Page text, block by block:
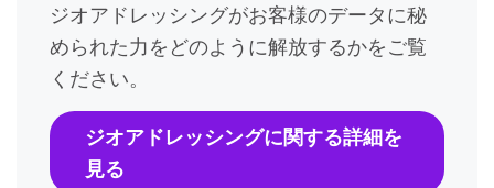
ジオアドレッシングがお客様のデータに秘
められた力をどのように解放するかをご覧
ください。
ジオアドレッシングに関する詳細を
見る